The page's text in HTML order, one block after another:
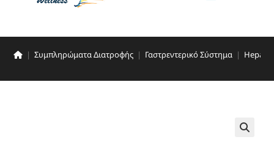
| Συμπληρώματα Διατροφής | Γαστρεντερικό Σύστημα |